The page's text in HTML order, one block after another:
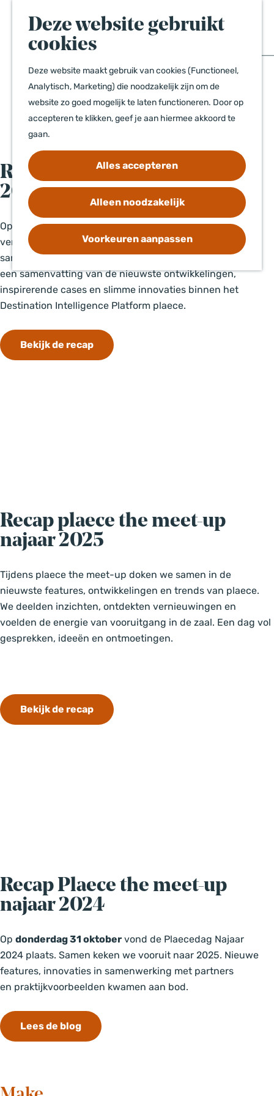
Deze website gebruikt
cookies
Deze website maakt gebruik van cookies (Functioneel,
Analytisch, Marketing) die noodzakelijk zijn om de
website zo goed mogelijk te laten functioneren. Door op
accepteren te klikken, geef je aan hiermee akkoord te
gaan.
Alles accepteren
Alleen noodzakelijk
Voorkeuren aanpassen
e
p
a
e
k
n
u
Events
News
Disclaimer
Privacyverklaring
Recap plaece the meet-up juli
2026
Op 25 juni 2026kwamen diverse collega’s van
verschillende DMO’s uit alle hoeken van het land online
samen tijdens plaece the meet-up. In deze recap vind je
een samenvatting van de nieuwste ontwikkelingen,
inspirerende cases en slimme innovaties binnen het
Destination Intelligence Platform plaece.
Bekijk de recap
Recap plaece the meet-up
najaar 2025
Tijdens plaece the meet-up doken we samen in de
nieuwste features, ontwikkelingen en trends van plaece.
We deelden inzichten, ontdekten vernieuwingen en
voelden de energie van vooruitgang in de zaal. Een dag vol
gesprekken, ideeën en ontmoetingen.
Bekijk de recap
Recap Plaece the meet-up
najaar 2024
Op donderdag 31 oktober vond de Plaecedag Najaar
2024 plaats. Samen keken we vooruit naar 2025. Nieuwe
features, innovaties in samenwerking met partners
en praktijkvoorbeelden kwamen aan bod.
Lees de blog